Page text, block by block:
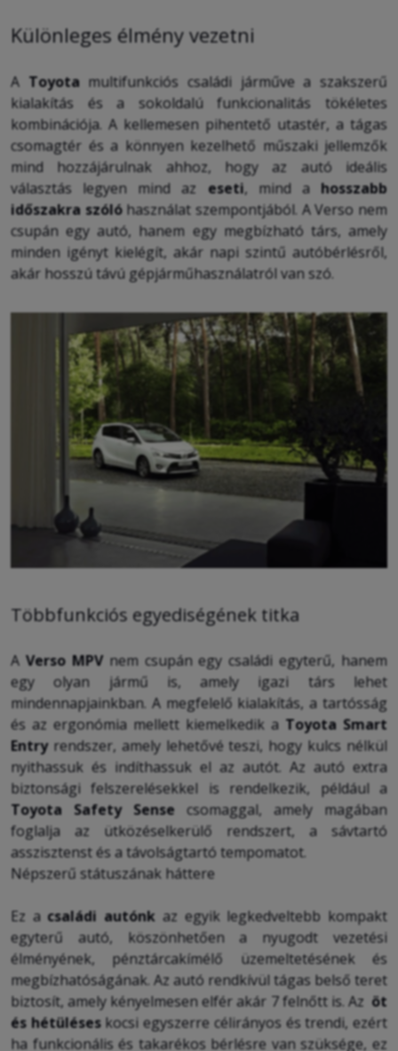
Különleges élmény vezetni
A Toyotamultifunkciós családi járművea szakszerű
kialakítás és a sokoldalú funkcionalitás tökéletes
kombinációja. A kellemesen pihentető utastér, a tágas
csomagtér és a könnyen kezelhető műszaki jellemzők
mind hozzájárulnak ahhoz, hogy az autó ideális
választás legyen mind az eseti, mind a hosszabb
időszakra szólóhasználatszempontjából. A Verso nem
csupán egy autó, hanem egy megbízható társ, amely
minden igényt kielégít, akár napi szintű autóbérlésről,
akár hosszú távú gépjárműhasználatról van szó.
Többfunkciós egyediségének titka
A Verso MPVnem csupán egy családi egyterű, hanem
egy olyan jármű is, amely igazi társ lehet
mindennapjainkban. A megfelelő kialakítás, a tartósság
és az ergonómia mellett kiemelkedik a Toyota Smart
Entry rendszer, amely lehetővé teszi, hogy kulcs nélkül
nyithassuk és indíthassuk el az autót. Az autó extra
biztonsági felszerelésekkel is rendelkezik, például a
Toyota Safety Sense csomaggal, amely magában
foglalja az ütközéselkerülő rendszert, a sávtartó
asszisztenst és a távolságtartó tempomatot.
Népszerű státuszának háttere
Ez acsaládi autónk az egyik legkedveltebb kompakt
egyterű autó, köszönhetően a nyugodt vezetési
élményének, pénztárcakímélő üzemeltetésének és
megbízhatóságának. Az autó rendkívül tágas belső teret
biztosít, amely kényelmesen elfér akár 7 felnőtt is. Az öt
és hétüléseskocsiegyszerre célirányos és trendi, ezért
ha funkcionális és takarékos bérlésre van szüksége, ez